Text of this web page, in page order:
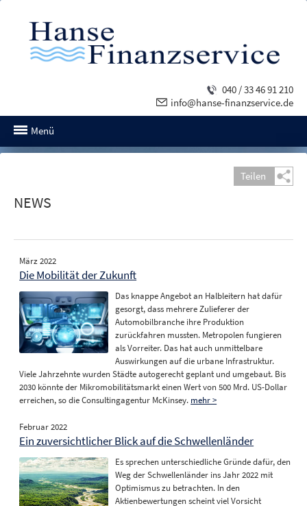
040 / 33 46 91 210
info@hanse-finanzservice.de
Menü
Teilen
NEWS
März 2022
Die Mobilität der Zukunft
Das knappe Angebot an Halbleitern hat dafür
gesorgt, dass mehrere Zulieferer der
Automobilbranche ihre Produktion
zurückfahren mussten. Metropolen fungieren
als Vorreiter. Das hat auch unmittelbare
Auswirkungen auf die urbane Infrastruktur.
Viele Jahrzehnte wurden Städte autogerecht geplant und umgebaut. Bis
2030 könnte der Mikromobilitätsmarkt einen Wert von 500 Mrd. US-Dollar
erreichen, so die Consultingagentur McKinsey. mehr >
Februar 2022
Ein zuversichtlicher Blick auf die Schwellenländer
Es sprechen unterschiedliche Gründe dafür, den
Weg der Schwellenländer ins Jahr 2022 mit
Optimismus zu betrachten. In den
Aktienbewertungen scheint viel Vorsicht